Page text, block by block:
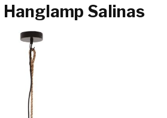
Salinas